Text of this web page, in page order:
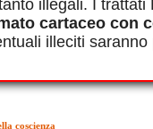
illegali. I
cartaceo con
illeciti
specifica urgente
coscienza